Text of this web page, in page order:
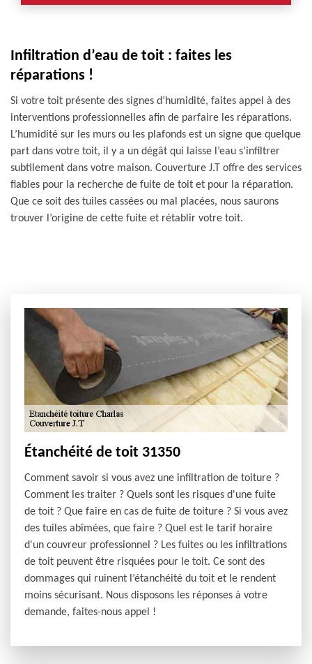
Infiltration d’eau de toit : faites les
réparations !
Si votre toit présente des signes d’humidité, faites appel à des
interventions professionnelles afin de parfaire les réparations.
L’humidité sur les murs ou les plafonds est un signe que quelque
part dans votre toit, il y a un dégât qui laisse l’eau s’infiltrer
subtilement dans votre maison. Couverture J.T offre des services
fiables pour la recherche de fuite de toit et pour la réparation.
Que ce soit des tuiles cassées ou mal placées, nous saurons
trouver l’origine de cette fuite et rétablir votre toit.
Étanchéité de toit 31350
Comment savoir si vous avez une infiltration de toiture ?
Comment les traiter ? Quels sont les risques d'une fuite
de toit ? Que faire en cas de fuite de toiture ? Si vous avez
des tuiles abîmées, que faire ? Quel est le tarif horaire
d'un couvreur professionnel ? Les fuites ou les infiltrations
de toit peuvent être risquées pour le toit. Ce sont des
dommages qui ruinent l’étanchéité du toit et le rendent
moins sécurisant. Nous disposons les réponses à votre
demande, faites-nous appel !